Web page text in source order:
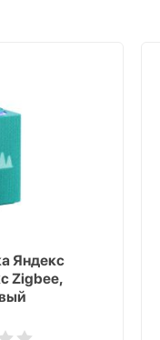
Яндекс
Zigbee,